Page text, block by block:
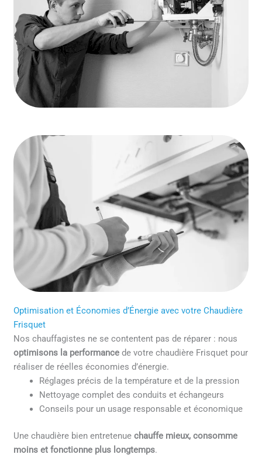
Optimisation et Économies d’Énergie avec votre Chaudière
Frisquet
Nos chauffagistes ne se contentent pas de réparer : nous
optimisons la performance de votre chaudière Frisquet pour
réaliser de réelles économies d’énergie.
Réglages précis de la température et de la pression
Nettoyage complet des conduits et échangeurs
Conseils pour un usage responsable et économique
Une chaudière bien entretenuechauffe mieux, consomme
moins et fonctionne plus longtemps.